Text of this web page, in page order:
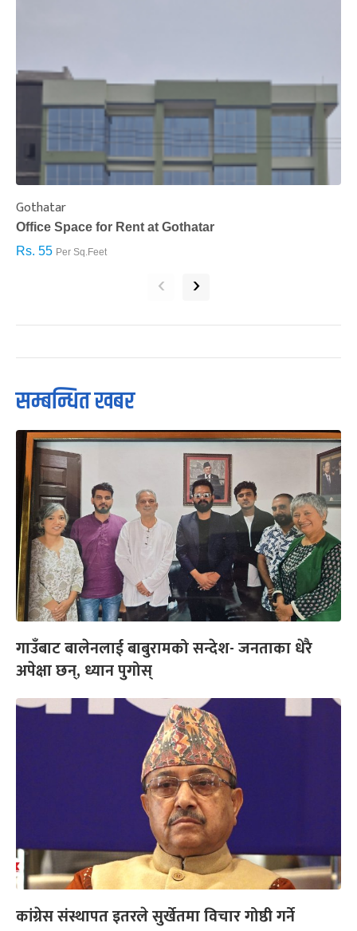
Gothatar
Office Space for Rent at Gothatar
Rs. 55 Per Sq.Feet
‹ ›
सम्बन्धित खबर
गाउँबाट बालेनलाई बाबुरामको सन्देश- जनताका धेरै
अपेक्षा छन्, ध्यान पुगोस्
कांग्रेस संस्थापत इतरले सुर्खेतमा विचार गोष्ठी गर्ने